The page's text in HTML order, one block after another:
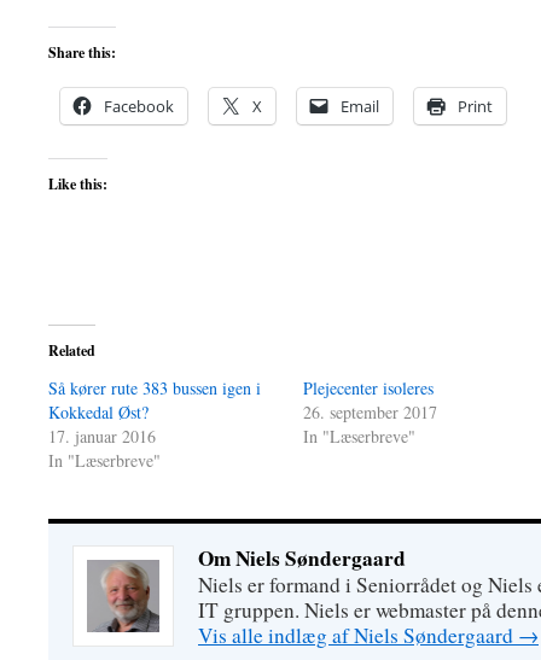
Share this:
Facebook X Email Print
Like this:
Related
Så kører rute 383 bussen igen i
Kokkedal Øst?
17. januar 2016
In "Læserbreve"
Plejecenter isoleres
26. september 2017
In "Læserbreve"
Om Niels Søndergaard
Niels er formand i Seniorrådet og
IT gruppen. Niels er webmaster på
Vis alle indlæg af Niels Søndergaard →